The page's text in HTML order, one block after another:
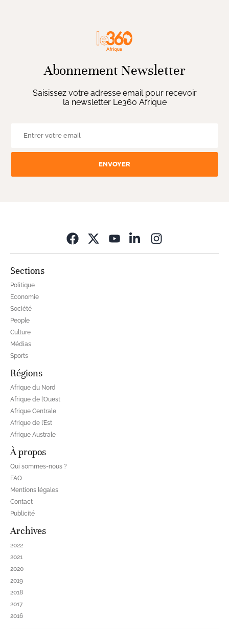
Abonnement Newsletter
Saisissez votre adresse email pour recevoir
la newsletter Le360 Afrique
ENVOYER
Sections
Politique
Economie
Société
People
Culture
Médias
Sports
Régions
Afrique du Nord
Afrique de l’Ouest
Afrique Centrale
Afrique de l’Est
Afrique Australe
À propos
Qui sommes-nous ?
FAQ
Mentions légales
Contact
Publicité
Archives
2022
2021
2020
2019
2018
2017
2016